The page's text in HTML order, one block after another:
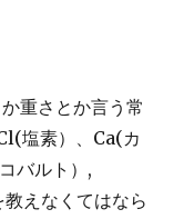
重さとか言う常
塩素）、Ca(カ
バルト）,
えなくてはなら